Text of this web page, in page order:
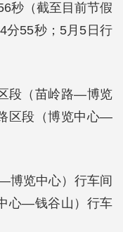
秒（截至目前节假
分55秒；5月5日行
段（苗岭路—博览
区段（博览中心—
博览中心）行车间
心—钱谷山）行车